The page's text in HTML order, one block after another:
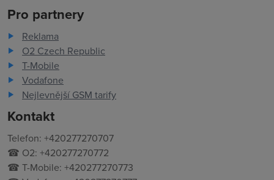
Pro partnery
Reklama
O2 Czech Republic
T-Mobile
Vodafone
Nejlevnější GSM tarify
Kontakt
Telefon: +420277270707
☎ O2: +420277270772
☎ T-Mobile: +420277270773